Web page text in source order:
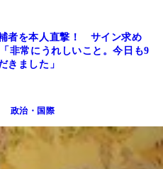
者を本人直撃！ サイン求め
非常にうれしいこと。今日も9
きました」
政治・国際